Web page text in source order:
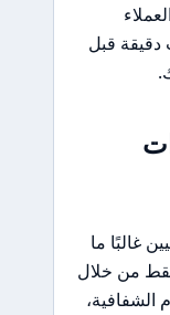
دقيقة قبل
غالبًا ما
من خلال
الشفافية،